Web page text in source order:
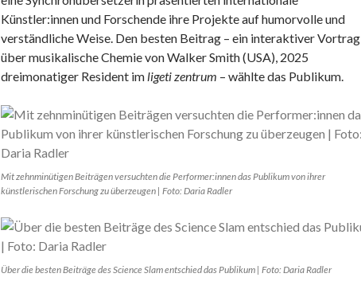
Künstler:innen und Forschende ihre Projekte auf humorvolle und
verständliche Weise. Den besten Beitrag – ein interaktiver Vortrag
über musikalische Chemie von Walker Smith (USA), 2025
dreimonatiger Resident im ligeti zentrum – wählte das Publikum.
Mit zehnminütigen Beiträgen versuchten die Performer:innen das Publikum von ihrer
künstlerischen Forschung zu überzeugen | Foto: Daria Radler
Über die besten Beiträge des Science Slam entschied das Publikum | Foto: Daria Radler